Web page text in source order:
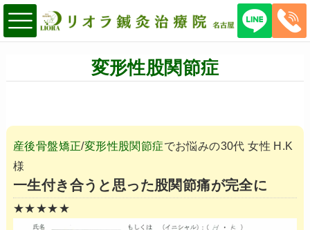
変形性股関節症
産後骨盤矯正/変形性股関節症でお悩みの30代 女性 H.K
様
一生付き合うと思った股関節痛が完全に
★★★★★